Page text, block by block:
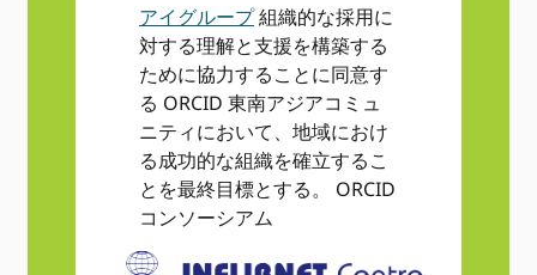
アイグループ組織的な採用に
対する理解と支援を構築する
ために協力することに同意す
る ORCID 東南アジアコミュ
ニティにおいて、地域におけ
る成功的な組織を確立するこ
とを最終目標とする。 ORCID
コンソーシアム